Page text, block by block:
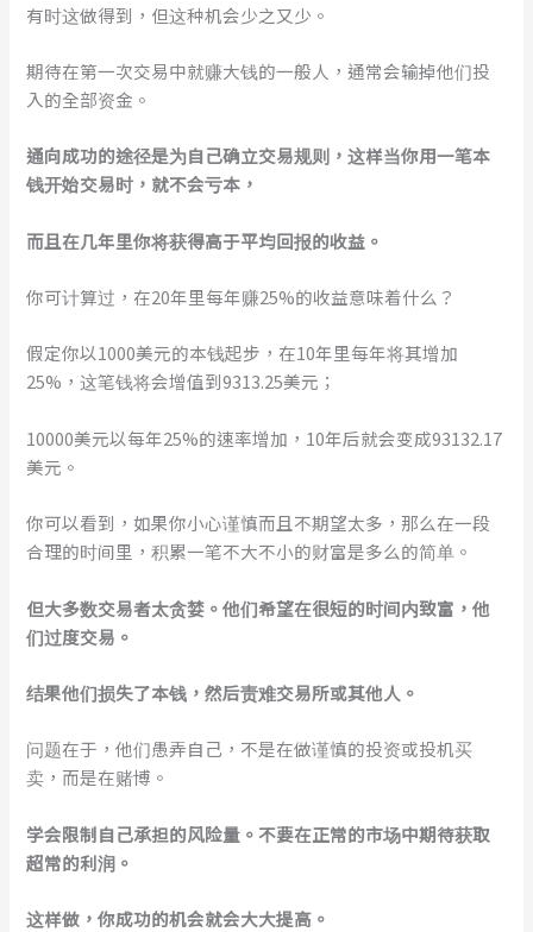
有时这做得到，但这种机会少之又少。
期待在第一次交易中就赚大钱的一般人，通常会输掉他们投
入的全部资金。
通向成功的途径是为自己确立交易规则，这样当你用一笔本
钱开始交易时，就不会亏本，
而且在几年里你将获得高于平均回报的收益。
你可计算过，在20年里每年赚25%的收益意味着什么？
假定你以1000美元的本钱起步，在10年里每年将其增加
25%，这笔钱将会增值到9313.25美元；
10000美元以每年25%的速率增加，10年后就会变成93132.17
美元。
你可以看到，如果你小心谨慎而且不期望太多，那么在一段
合理的时间里，积累一笔不大不小的财富是多么的简单。
但大多数交易者太贪婪。他们希望在很短的时间内致富，他
们过度交易。
结果他们损失了本钱，然后责难交易所或其他人。
问题在于，他们愚弄自己，不是在做谨慎的投资或投机买
卖，而是在赌博。
学会限制自己承担的风险量。不要在正常的市场中期待获取
超常的利润。
这样做，你成功的机会就会大大提高。